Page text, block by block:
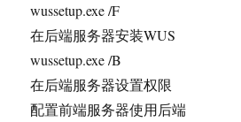
wussetup.exe /F
在后端服务器安装WUS
wussetup.exe /B
在后端服务器设置权限
配置前端服务器使用后端